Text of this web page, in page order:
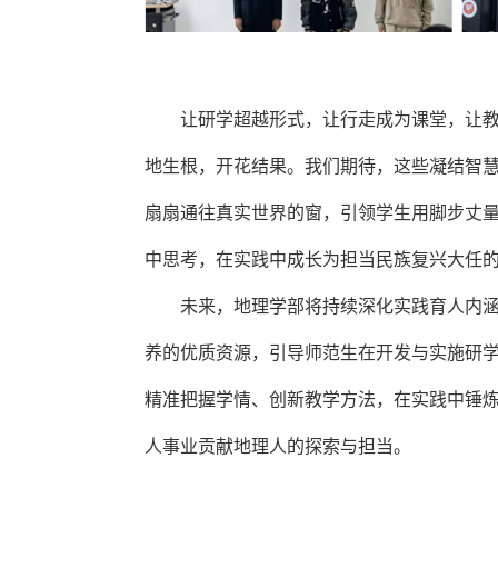
让研学超越形式，让行走成为课堂，让
地生根，开花结果。我们期待，这些凝结智
扇扇通往真实世界的窗，引领学生用脚步丈
中思考，在实践中成长为担当民族复兴大任
未来，地理学部将持续深化实践育人内
养的优质资源，引导师范生在开发与实施研
精准把握学情、创新教学方法，在实践中锤
人事业贡献地理人的探索与担当。